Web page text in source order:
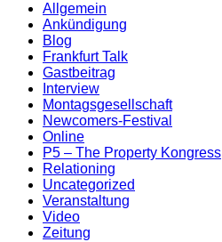
Allgemein
Ankündigung
Blog
Frankfurt Talk
Gastbeitrag
Interview
Montagsgesellschaft
Newcomers-Festival
Online
P5 – The Property Kongress
Relationing
Uncategorized
Veranstaltung
Video
Zeitung